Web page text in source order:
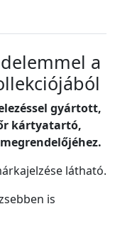
a
gyártott,
kártyatartó,
látható.
is